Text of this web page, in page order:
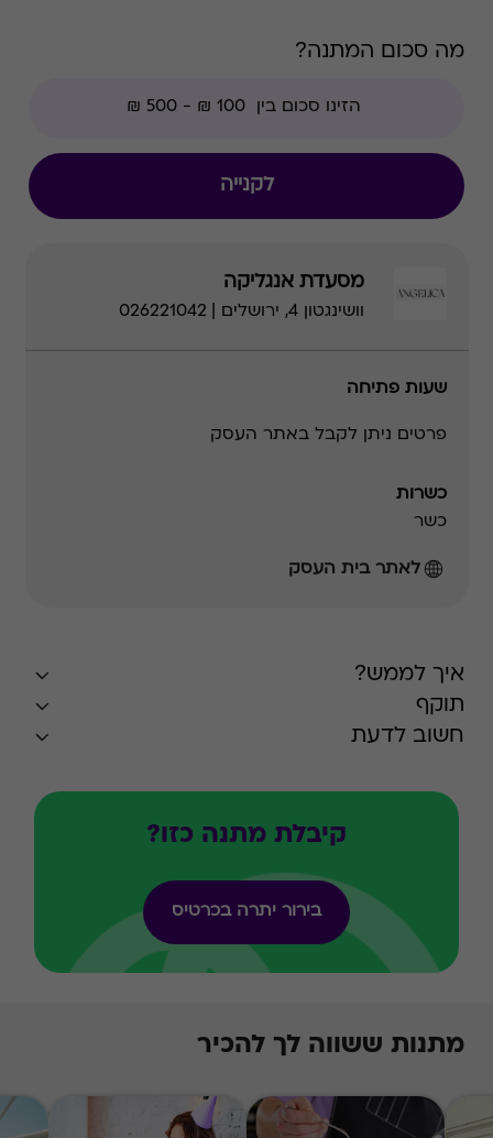
מה סכום המתנה?
לקנייה
מסעדת אנגליקה
וושינגטון 4, ירושלים | 026221042
שעות פתיחה
פרטים ניתן לקבל באתר העסק
כשרות
כשר
לאתר בית העסק
איך לממש?
תוקף
חשוב לדעת
קיבלת מתנה כזו?
בירור יתרה בכרטיס
מתנות ששווה לך להכיר